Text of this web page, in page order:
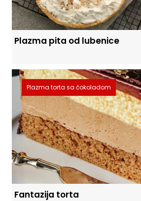
Plazma pita od lubenice
Plazma torta sa čokoladom
Fantazija torta